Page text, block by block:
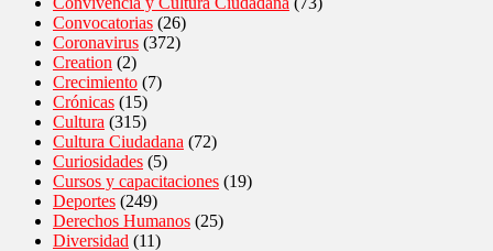
Convocatorias (26)
Coronavirus (372)
Creation (2)
Crecimiento (7)
Crónicas (15)
Cultura (315)
Cultura Ciudadana (72)
Curiosidades (5)
Cursos y capacitaciones (19)
Deportes (249)
Derechos Humanos (25)
Diversidad (11)